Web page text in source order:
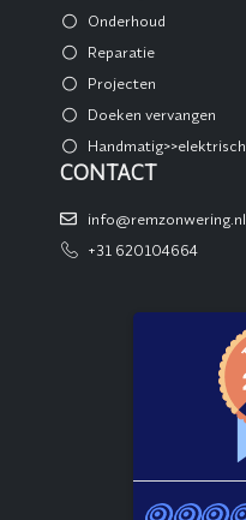
Onderhoud
Reparatie
Projecten
Doeken vervangen
Handmatig>>elektrisch
CONTACT
info@remzonwering.nl
+31 620104664